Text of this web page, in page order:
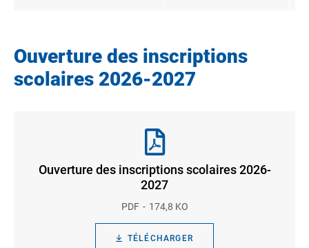
Ouverture des inscriptions
scolaires 2026-2027
Ouverture des inscriptions scolaires 2026-
2027
PDF 174,8 KO
TÉLÉCHARGER